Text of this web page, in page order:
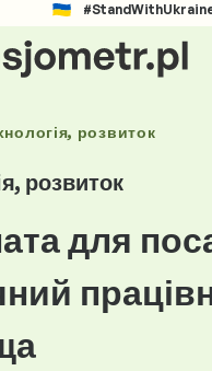
розвиток
розвиток
для